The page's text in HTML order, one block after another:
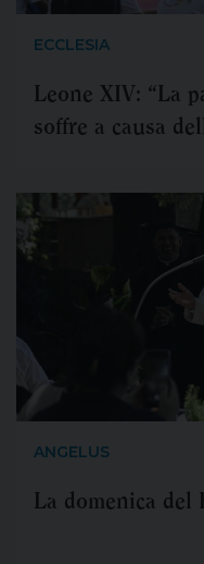
ECCLESIA
Leone XIV: “La
soffre a causa
ANGELUS
La domenica del